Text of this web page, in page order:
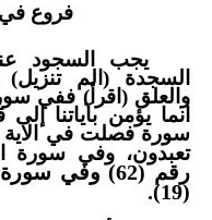
فروع في
يجب السجود
السجدة (الم
والعلق (اقرأ)
انما يؤمن بآياتنا
تعبدون، وفي سورة
رقم (62) وفي
(19).